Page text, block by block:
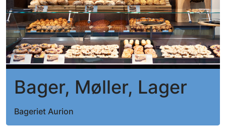
Bager, Møller, Lager
Bageriet Aurion